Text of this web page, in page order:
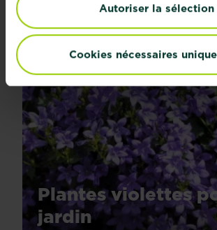
Autoriser la sélection
Cookies nécessaires
CONSEILS ET
Découvrez tous les articles
Plantes violettes
jardin